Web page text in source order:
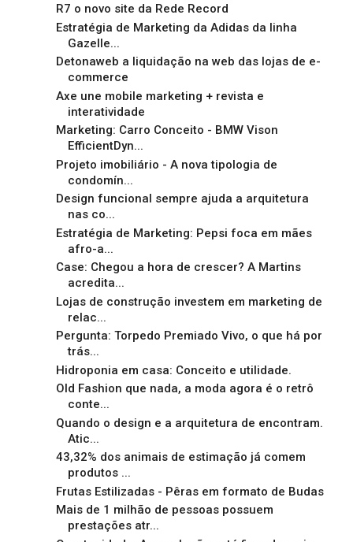
R7 o novo site da Rede Record
Estratégia de Marketing da Adidas da linha
Gazelle...
Detonaweb a liquidação na web das lojas de e-
commerce
Axe une mobile marketing + revista e
interatividade
Marketing: Carro Conceito - BMW Vison
EfficientDyn...
Projeto imobiliário - A nova tipologia de
condomín...
Design funcional sempre ajuda a arquitetura
nas co...
Estratégia de Marketing: Pepsi foca em mães
afro-a...
Case: Chegou a hora de crescer? A Martins
acredita...
Lojas de construção investem em marketing de
relac...
Pergunta: Torpedo Premiado Vivo, o que há por
trás...
Hidroponia em casa: Conceito e utilidade.
Old Fashion que nada, a moda agora é o retrô
conte...
Quando o design e a arquitetura de encontram.
Atic...
43,32% dos animais de estimação já comem
produtos ...
Frutas Estilizadas - Pêras em formato de Budas
Mais de 1 milhão de pessoas possuem
prestações atr...